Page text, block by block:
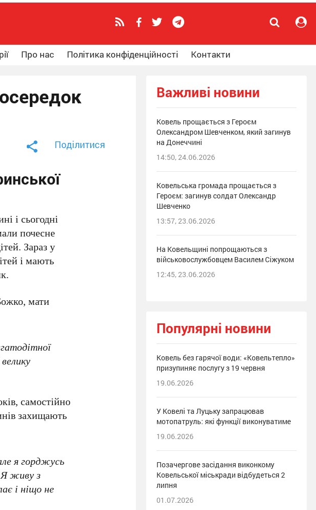
Про нас Політика конфіденційності Контакти
Поділитися
і сьогодні
почесне
Зараз у
і мають
мати
самостійно
захищають
я горджусь
Я живу з
і ніщо не
Важливі новини
Ковель прощається з Героєм
Олександром Шевченком, який загинув
на Донеччині
14:50, 24.06.2026
Ковельська громада прощається з
Героєм: загинув солдат Олександр
Шевченко
13:57, 23.06.2026
На Ковельщині попрощаються з
військовослужбовцем Василем Сіжуком
12:45, 23.06.2026
Популярні новини
Ковель без гарячої води: «Ковельтепло»
призупиняє послугу з 19 червня
19.06.2026
У Ковелі та Луцьку запрацював
мотопатруль: які функції виконуватиме
19.06.2026
Позачергове засідання виконкому
Ковельської міськради відбудеться 2
липня
01.07.2026